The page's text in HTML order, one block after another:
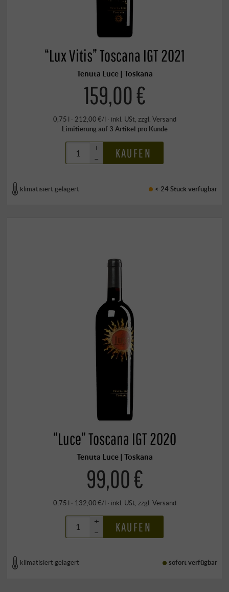
“Lux Vitis” Toscana IGT 2021
Tenuta Luce | Toskana
159,00 €
0,75 l · 212,00 €/l · inkl. USt, zzgl. Versand
Limitierung auf 3 Artikel pro Kunde
+
–
KAUFEN
klimatisiert gelagert < 24 Stückverfügbar
“Luce” Toscana IGT 2020
Tenuta Luce | Toskana
99,00 €
0,75 l · 132,00 €/l · inkl. USt, zzgl. Versand
+
–
KAUFEN
klimatisiert gelagert sofort verfügbar